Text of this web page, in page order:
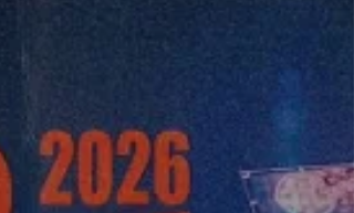
ウトマップです。 愛媛トヨペット様のブースは、
位置）**に設置されます！ 市駅側・県庁側どち
からお越しいただいてもアクセスしやすい位置に
ございますので、ぜひ目印にお立ち寄りください
ね。 💡 次回は【第3弾】をお届け！ お米の販売
細や、盛り上がること間違いなしの「お米の重さ
当てイベント」などの企画概要を順次投稿いたし
ます。お楽しみに！